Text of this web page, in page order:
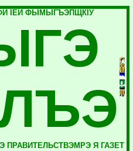
IЕЙ ФЫМЫГЪЭПЩКIУ
ПРАВИТЕЛЬСТВЭМРЭ Я ГАЗЕТ